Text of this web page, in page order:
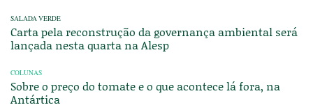
SALADA VERDE
Carta pela reconstrução da governança ambiental será
lançada nesta quarta na Alesp
COLUNAS
Sobre o preço do tomate e o que acontece lá fora, na
Antártica